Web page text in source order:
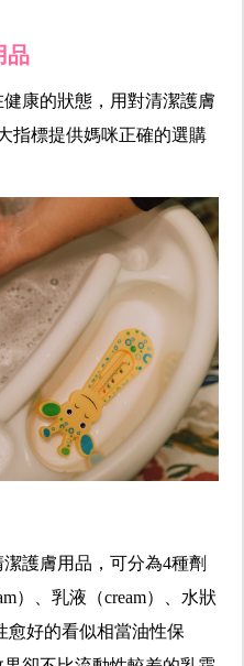
品
康的狀態，用對清潔護膚
指標提供媽咪正確的選購
護膚用品，可分為4種劑
）、乳液（cream）、水狀
愈好的看似相當油性保